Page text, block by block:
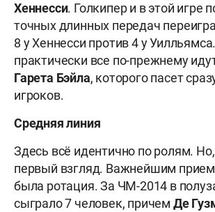
Хеннесси. Голкипер и в этой игре
точных длинных передач
8 у Хеннесси против 4 у
практически все по-прежнему
Гарета Бэйла, которого пасет
игроков.
Средняя линия
Здесь всё идентично по ролям.
первый взгляд. Важнейшим
была ротация. За ЧМ-2014 в
сыграло 7 человек, причем Де